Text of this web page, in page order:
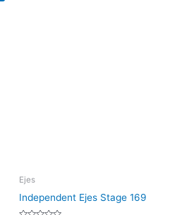
Ejes
Independent Ejes Stage 169